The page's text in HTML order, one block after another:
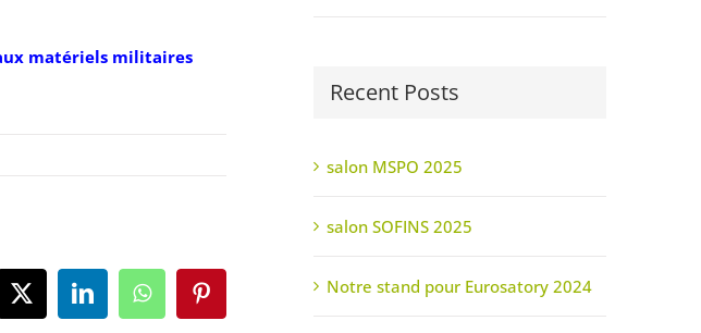
matériels militaires
X LinkedInWhatsAppPinterest
Recent Posts
salon MSPO 2025
salon SOFINS 2025
Notre stand pour Eurosatory 2024